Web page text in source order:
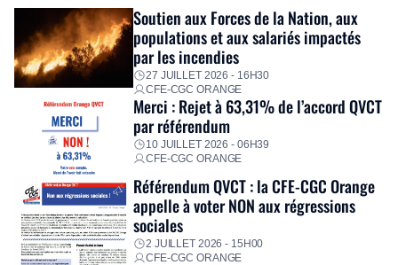
Fidèle à sa mission d’utilité sociale, le Groupe mobilise
immédiatement ses équipes afin de proposer un diagnostic
personnalisé, des aides financières pour faire face aux
premières dépenses, […]
Soutien aux Forces de la Nation, aux
populations et aux salariés impactés
par les incendies
27 JUILLET 2026 - 16H30
CFE-CGC ORANGE
Merci : Rejet à 63,31% de l’accord QVCT
par référendum
10 JUILLET 2026 - 06H39
CFE-CGC ORANGE
Référendum QVCT : la CFE-CGC Orange
appelle à voter NON aux régressions
sociales
2 JUILLET 2026 - 15H00
CFE-CGC ORANGE